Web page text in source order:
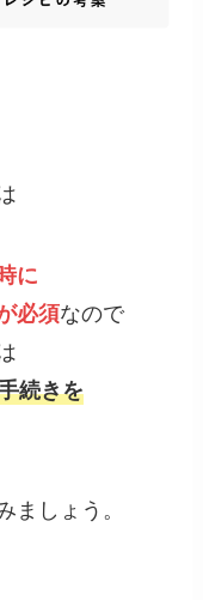
に
必須なので
続きを
ましょう。